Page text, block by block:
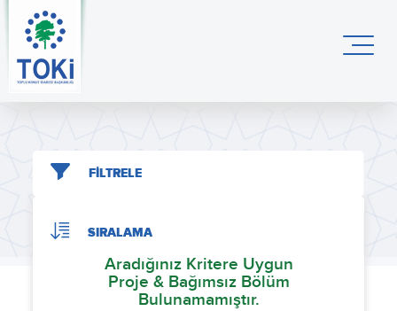
FİLTRELE
SIRALAMA
Aradığınız Kritere Uygun
Proje & Bağımsız Bölüm
Bulunamamıştır.